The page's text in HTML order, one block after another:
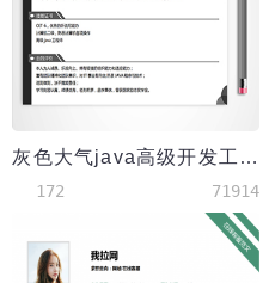
灰色大气java高级开发工程师个人简历
172 71914